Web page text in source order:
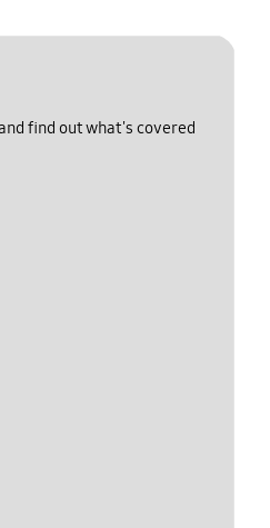
find out what's covered